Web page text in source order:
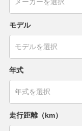
モデル
年式
走行距離（km）